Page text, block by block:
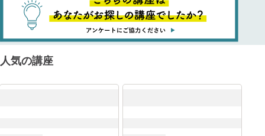
人気の講座